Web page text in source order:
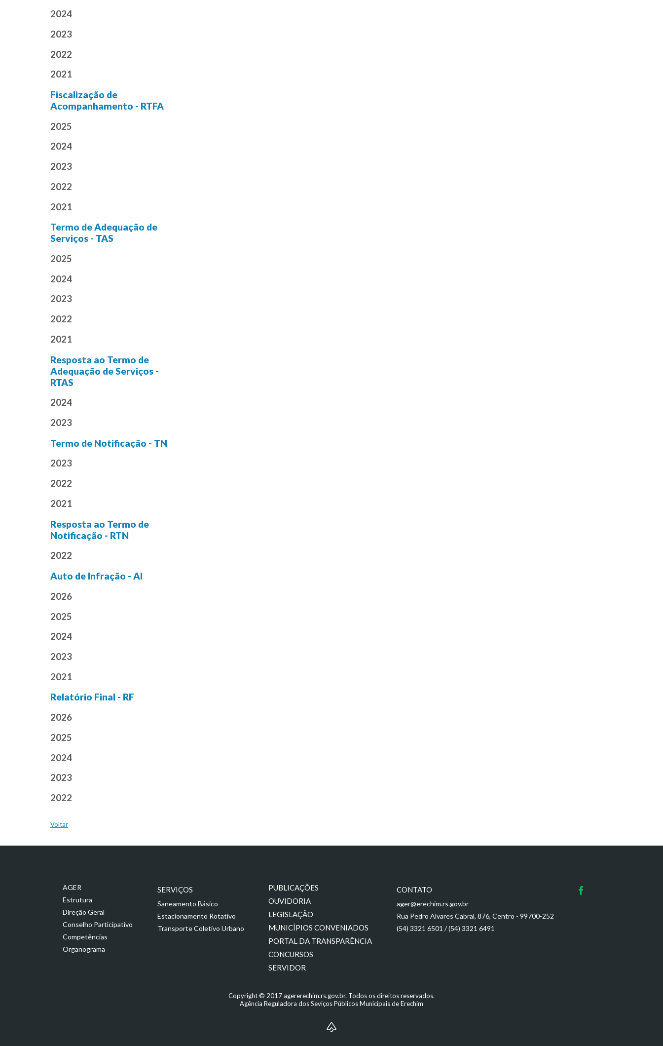
2024
2023
2022
2021
Fiscalização de
Acompanhamento - RTFA
2025
2024
2023
2022
2021
Termo de Adequação de
Serviços - TAS
2025
2024
2023
2022
2021
Resposta ao Termo de
Adequação de Serviços -
RTAS
2024
2023
Termo de Notificação - TN
2023
2022
2021
Resposta ao Termo de
Notificação - RTN
2022
Auto de Infração - AI
2026
2025
2024
2023
2021
Relatório Final - RF
2026
2025
2024
2023
2022
Voltar
AGER
Estrutura
Direção Geral
Conselho Participativo
Competências
Organograma
SERVIÇOS
Saneamento Básico
Estacionamento Rotativo
Transporte Coletivo Urbano
PUBLICAÇÕES
OUVIDORIA
LEGISLAÇÃO
MUNICÍPIOS CONVENIADOS
PORTAL DA TRANSPARÊNCIA
CONCURSOS
SERVIDOR
CONTATO
ager@erechim.rs.gov.br
Rua Pedro Alvares Cabral, 876, Centro - 99700-252
(54) 3321 6501 /(54) 3321 6491
Copyright © 2017 agererechim.rs.gov.br. Todos os direitos reservados.
Agência Reguladora dos Seviços Públicos Municipais de Erechim